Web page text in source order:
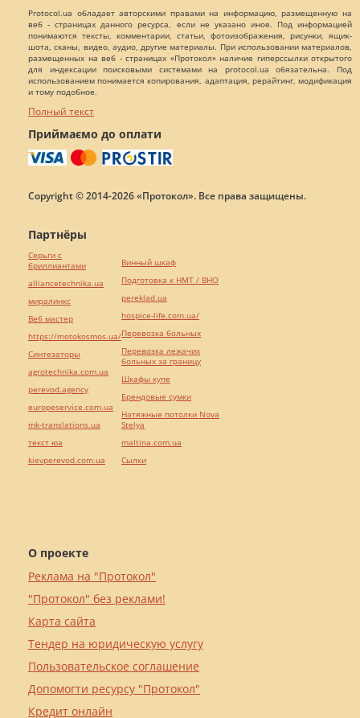
Protocol.ua обладает авторскими правами на информацию, размещенную на
веб - страницах данного ресурса, если не указано иное. Под информацией
понимаются тексты, комментарии, статьи, фотоизображения, рисунки, ящик-
шота, сканы, видео, аудио, другие материалы. При использовании материалов,
размещенных на веб - страницах «Протокол» наличие гиперссылки открытого
для индексации поисковыми системами на protocol.ua обязательна. Под
использованием понимается копирования, адаптация, рерайтинг, модификация
и тому подобное.
Полный текст
Приймаємо до оплати
Copyright © 2014-2026 «Протокол». Все права защищены.
О проекте
Реклама на "Протокол"
"Протокол" без реклами!
Карта сайта
Тендер на юридическую услугу
Пользовательское соглашение
Допомогти ресурсу "Протокол"
Кредит онлайн
Партнёры
Серьги с
бриллиантами
alliancetechnika.ua
миралинкс
Веб мастер
https://motokosmos.ua/
Синтезаторы
agrotechnika.com.ua
perevod.agency
europeservice.com.ua
mk-translations.ua
текст юа
kievperevod.com.ua
Винный шкаф
Подготовка к НМТ / ВНО
pereklad.ua
hospice-life.com.ua/
Перевозка больных
Перевозка лежачих
больных за границу
Шкафы купе
Брендовые сумки
Натяжные потолки Nova
Stelya
maltina.com.ua
Cылки